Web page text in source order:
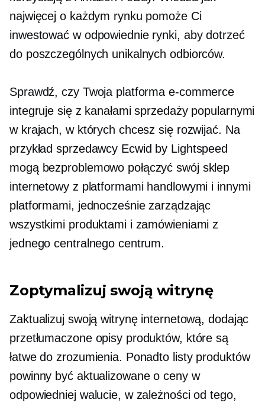
najwięcej o każdym rynku pomoże Ci
inwestować w odpowiednie rynki, aby dotrzeć
do poszczególnych unikalnych odbiorców.
Sprawdź, czy Twoja platforma e-commerce
integruje się z kanałami sprzedaży popularnymi
w krajach, w których chcesz się rozwijać. Na
przykład sprzedawcy Ecwid by Lightspeed
mogą bezproblemowo połączyć swój sklep
internetowy z platformami handlowymi i innymi
platformami, jednocześnie zarządzając
wszystkimi produktami i zamówieniami z
jednego centralnego centrum.
Zoptymalizuj swoją witrynę
Zaktualizuj swoją witrynę internetową, dodając
przetłumaczone opisy produktów, które są
łatwe do zrozumienia. Ponadto listy produktów
powinny być aktualizowane o ceny w
odpowiedniej walucie, w zależności od tego,